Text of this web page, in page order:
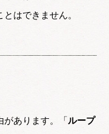
はできません。
あります。「 ループ